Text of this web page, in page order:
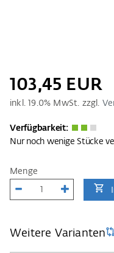
103,45 EUR
inkl. 19.0% MwSt. zzgl.
Verfügbarkeit:
Nur noch wenige Stücke
Menge
Weitere Varianten